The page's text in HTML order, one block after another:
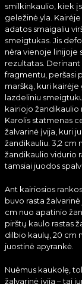
smilkinkaulio, kiek
geležinė yla.
adatos smaigaliu
smeigtukas. Jis
nėra vienoje linijoje
rezultatas.
fragmentu, peršasi
maršką, kuri
lazdeliniu
kairiojo žandikaulio
Karolis statmenas
žalvarinė įvija, kuri
žandikauliu. 3,2 cm
žandikaulio vidurio
tamsiai juodos
Ant kairiosios
buvo rasta
cm nuo apatinio
pirštų kaulo rastas
dilbio kaulų, 20 cm
juostinė apyrankė.
Nuėmus kaukolę,
žalvarinė įvija – tai